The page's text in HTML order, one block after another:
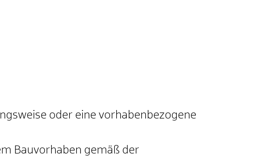
oder eine vorhabenbezogene
Bauvorhaben gemäß der